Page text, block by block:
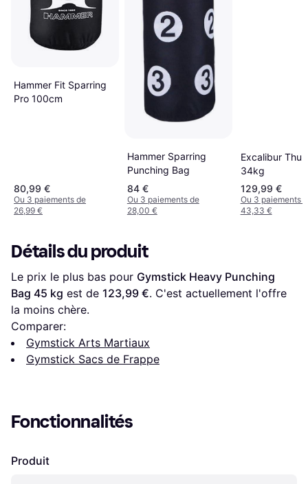
Hammer Fit Sparring
Pro 100cm
80,99 €
Ou 3 paiements de
26,99 €
Hammer Sparring
Punching Bag
84 €
Ou 3 paiements de
28,00 €
Excalibur
34kg
129,99 €
Ou 3 paiements
43,33 €
Détails du produit
Le prix le plus bas pour Gymstick Heavy Punching
Bag 45 kg est de 123,99 €. C'est actuellement l'offre
la moins chère.
Comparer:
Gymstick Arts Martiaux
Gymstick Sacs de Frappe
Fonctionnalités
Produit